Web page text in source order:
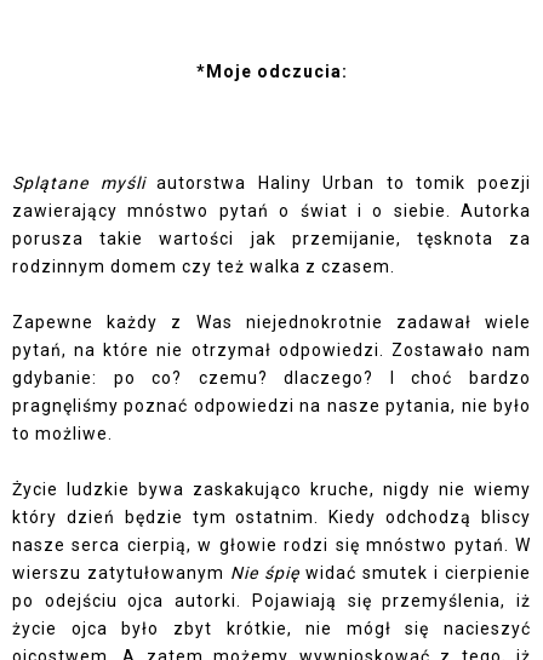
*Moje odczucia:
Splątane myśliautorstwa Haliny Urban to tomik poezji
zawierający mnóstwo pytań o świat i o siebie. Autorka
porusza takie wartości jak przemijanie, tęsknota za
rodzinnym domem czy też walka z czasem.
Zapewne każdy z Was niejednokrotnie zadawał wiele
pytań, na które nie otrzymał odpowiedzi. Zostawało nam
gdybanie: po co? czemu? dlaczego? I choć bardzo
pragnęliśmy poznać odpowiedzi na nasze pytania, nie było
to możliwe.
Życie ludzkie bywa zaskakująco kruche, nigdy nie wiemy
który dzień będzie tym ostatnim. Kiedy odchodzą bliscy
nasze serca cierpią, w głowie rodzi się mnóstwo pytań. W
wierszu zatytułowanym Nie śpię widać smutek i cierpienie
po odejściu ojca autorki. Pojawiają się przemyślenia, iż
życie ojca było zbyt krótkie, nie mógł się nacieszyć
ojcostwem. A zatem możemy wywnioskować z tego, iż